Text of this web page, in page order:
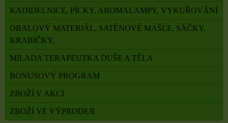
KADIDELNICE, PÍCKY, AROMALAMPY, VYKUŘOVÁNÍ
OBALOVÝ MATERIÁL, SATÉNOVÉ MAŠLE, SÁČKY,
KRABIČKY,
MILADA TERAPEUTKA DUŠE A TĚLA
BONUSOVÝ PROGRAM
ZBOŽÍ V AKCI
ZBOŽÍ VE VÝPRODEJI